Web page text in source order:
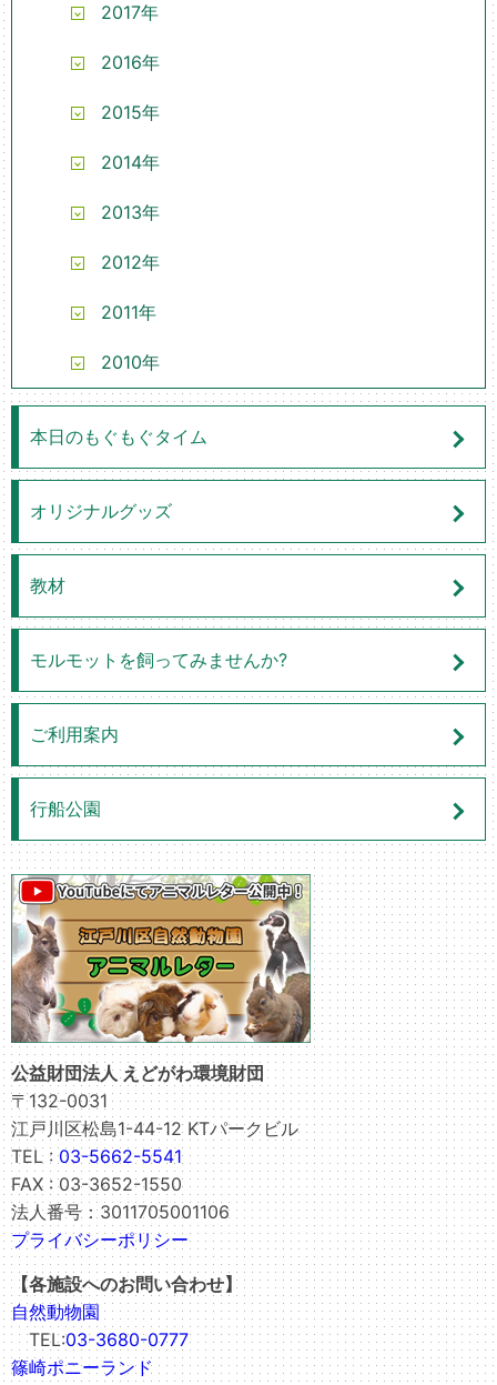
2017年
2016年
2015年
2014年
2013年
2012年
2011年
2010年
本日のもぐもぐタイム
オリジナルグッズ
教材
モルモットを飼ってみませんか?
ご利用案内
行船公園
公益財団法人 えどがわ環境財団
〒132-0031
江戸川区松島1-44-12 KTパークビル
TEL :03-5662-5541
FAX : 03-3652-1550
法人番号：3011705001106
プライバシーポリシー
【各施設へのお問い合わせ】
自然動物園
TEL:03-3680-0777
篠崎ポニーランド